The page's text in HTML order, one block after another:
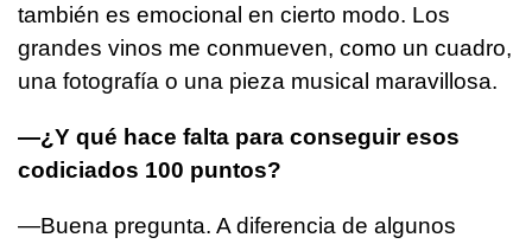
también es emocional en cierto modo. Los
grandes vinos me conmueven, como un cuadro,
una fotografía o una pieza musical maravillosa.
—¿Y qué hace falta para conseguir esos
codiciados 100 puntos?
—Buena pregunta. A diferencia de algunos